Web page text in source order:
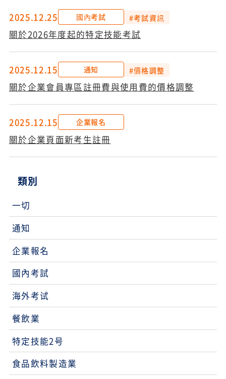
2025.12.25 國內考試 #考試資訊
關於2026年度起的特定技能考試
2025.12.15 通知 #價格調整
關於企業會員專區註冊費與使用費的價格調整
2025.12.15 企業報名
關於企業頁面新考生註冊
類別
一切
通知
企業報名
國內考試
海外考试
餐飲業
特定技能2号
食品飲料製造業